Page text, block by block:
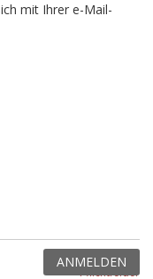
mit Ihrer e-Mail-
ANMELDEN